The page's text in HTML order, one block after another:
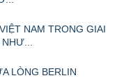
NAM TRONG GIAI
LÒNG BERLIN